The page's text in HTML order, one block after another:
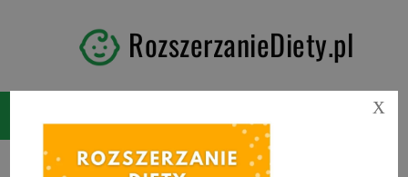
RozszerzanieDiety.pl
X